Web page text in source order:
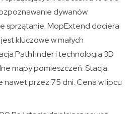
dywanów
sprzątanie. MopExtend dociera
kluczowe w małych
Pathfinder i technologia 3D
mapy pomieszczeń. Stacja
nawet przez 75 dni. Cena w lipcu